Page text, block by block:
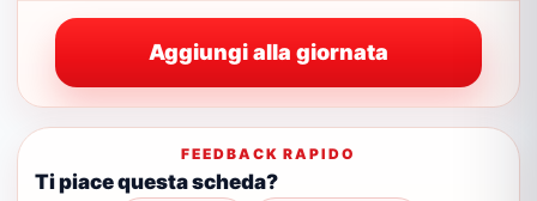
Aggiungi alla giornata
FEEDBACK RAPIDO
Ti piace questa scheda?